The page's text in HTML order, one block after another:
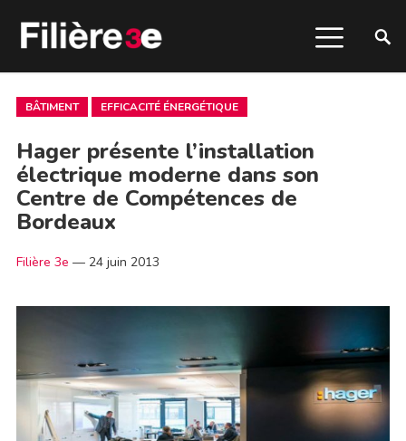
BÂTIMENT EFFICACITÉ ÉNERGÉTIQUE
Hager présente l’installation
électrique moderne dans son
Centre de Compétences de
Bordeaux
Filière 3e — 24 juin 2013